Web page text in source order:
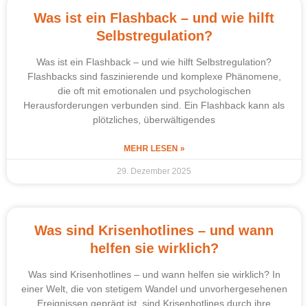
Was ist ein Flashback – und wie hilft
Selbstregulation?
Was ist ein Flashback – und wie hilft Selbstregulation?
Flashbacks sind faszinierende und komplexe Phänomene,
die oft mit emotionalen und psychologischen
Herausforderungen verbunden sind. Ein Flashback kann als
plötzliches, überwältigendes
MEHR LESEN »
29. Dezember 2025
Was sind Krisenhotlines – und wann
helfen sie wirklich?
Was sind Krisenhotlines – und wann helfen sie wirklich? In
einer Welt, die von stetigem Wandel und unvorhergesehenen
Ereignissen geprägt ist, sind Krisenhotlines durch ihre